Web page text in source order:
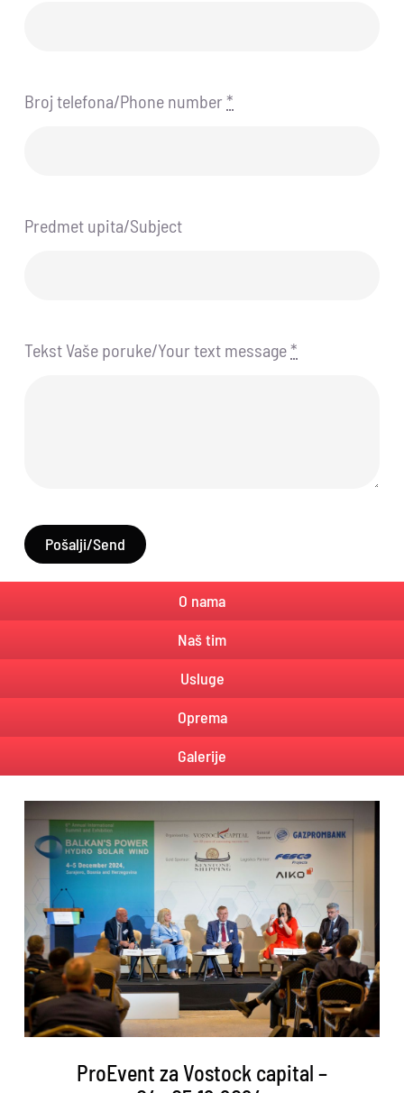
Broj telefona/Phone number *
Predmet upita/Subject
Tekst Vaše poruke/Your text message *
Pošalji/Send
O nama
Naš tim
Usluge
Oprema
Galerije
ProEvent za Vostock capital –